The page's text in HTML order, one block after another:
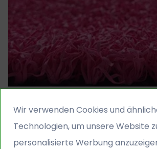
Wir verwenden Cookies und
Technologien, um unsere Website
personalisierte Werbung
39,95 €34,95 € pro m2 inkl. MwSt.